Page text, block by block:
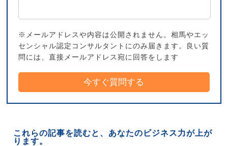
※メールアドレスや内容は公開されません。相馬やエッ
センシャル認定コンサルタントにのみ届きます。良い質
問には、直接メールアドレス宛に回答をします
これらの記事を読むと、あなたのビジネス力が上が
ります。